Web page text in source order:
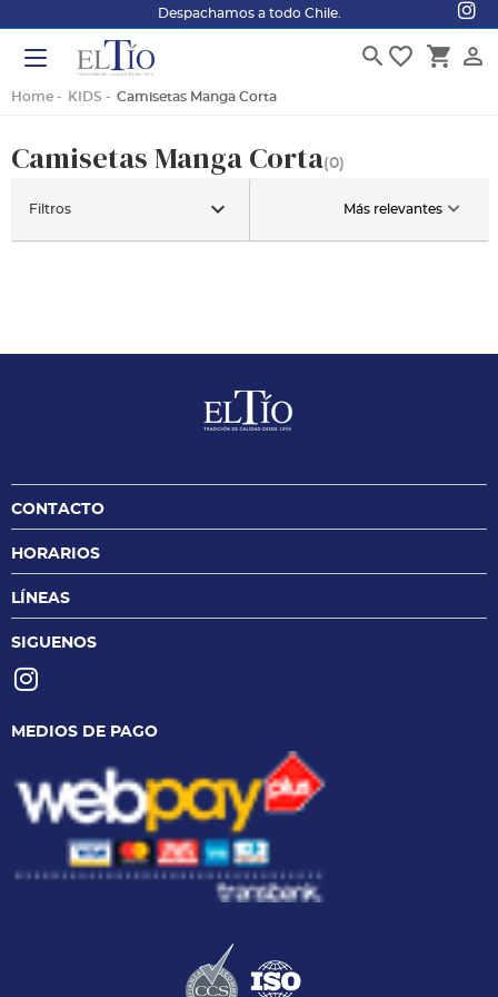
Despachamos a todo Chile.
person_outline
shopping_cart
favorite_border
search
Home KIDS Camisetas Manga Corta
Camisetas Manga Corta(0)
Más relevantes
Filtros keyboard_arrow_down
CONTACTO
HORARIOS
LÍNEAS
SIGUENOS
MEDIOS DE PAGO